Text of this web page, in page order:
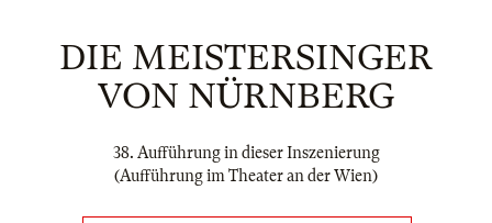
DIE MEISTERSINGER
VON NÜRNBERG
38. Aufführung in dieser Inszenierung
(Aufführung im Theater an der Wien)